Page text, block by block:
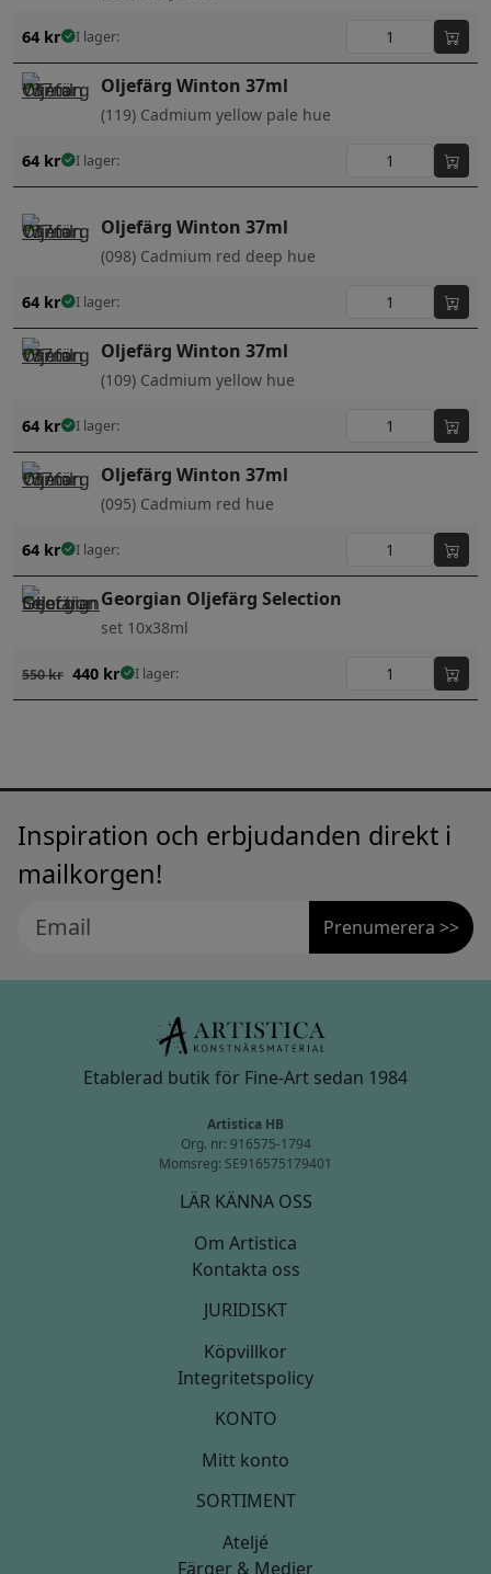
64 kr I lager:
Oljefärg Winton 37ml
(119) Cadmium yellow pale hue
64 kr I lager:
Oljefärg Winton 37ml
(098) Cadmium red deep hue
64 kr I lager:
Oljefärg Winton 37ml
(109) Cadmium yellow hue
64 kr I lager:
Oljefärg Winton 37ml
(095) Cadmium red hue
64 kr I lager:
Georgian Oljefärg Selection
set 10x38ml
550kr 440 kr I lager:
Inspiration och erbjudanden direkt i
mailkorgen!
Prenumerera >>
Etablerad butik för Fine-Art sedan 1984
Artistica HB
Org. nr: 916575-1794
Momsreg: SE916575179401
LÄR KÄNNA OSS
Om Artistica
Kontakta oss
JURIDISKT
Köpvillkor
Integritetspolicy
KONTO
Mitt konto
SORTIMENT
Ateljé
Färger & Medier